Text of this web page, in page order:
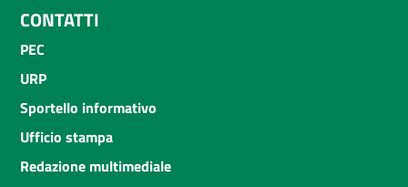
CONTATTI
PEC
URP
Sportello informativo
Ufficio stampa
Redazione multimediale